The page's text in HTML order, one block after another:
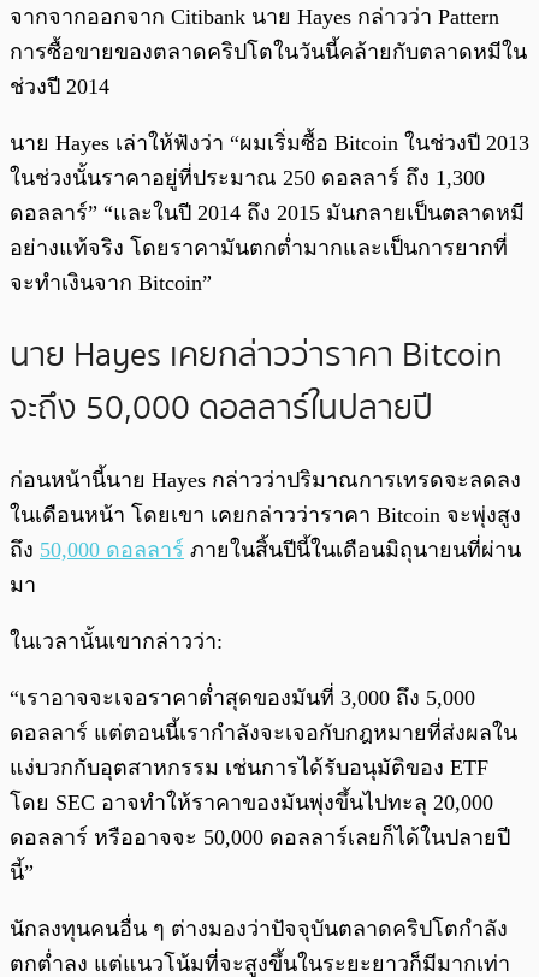
จากจากออกจาก Citibank นาย Hayes กล่าวว่า Pattern
การซื้อขายของตลาดคริปโตในวันนี้คล้ายกับตลาดหมีใน
ช่วงปี 2014
นาย Hayes เล่าให้ฟังว่า “ผมเริ่มซื้อ Bitcoin ในช่วงปี 2013
ในช่วงนั้นราคาอยู่ที่ประมาณ 250 ดอลลาร์ ถึง 1,300
ดอลลาร์” “และในปี 2014 ถึง 2015 มันกลายเป็นตลาดหมี
อย่างแท้จริง โดยราคามันตกต่ำมากและเป็นการยากที่
จะทำเงินจาก Bitcoin”
นาย Hayes เคยกล่าวว่าราคา Bitcoin
จะถึง 50,000 ดอลลาร์ในปลายปี
ก่อนหน้านี้นาย Hayes กล่าวว่าปริมาณการเทรดจะลดลง
ในเดือนหน้า โดยเขา เคยกล่าวว่าราคา Bitcoin จะพุ่งสูง
ถึง 50,000 ดอลลาร์ ภายในสิ้นปีนี้ในเดือนมิถุนายนที่ผ่าน
มา
ในเวลานั้นเขากล่าวว่า:
“เราอาจจะเจอราคาต่ำสุดของมันที่ 3,000 ถึง 5,000
ดอลลาร์ แต่ตอนนี้เรากำลังจะเจอกับกฎหมายที่ส่งผลใน
แง่บวกกับอุตสาหกรรม เช่นการได้รับอนุมัติของ ETF
โดย SEC อาจทำให้ราคาของมันพุ่งขึ้นไปทะลุ 20,000
ดอลลาร์ หรืออาจจะ 50,000 ดอลลาร์เลยก็ได้ในปลายปี
นี้”
นักลงทุนคนอื่น ๆ ต่างมองว่าปัจจุบันตลาดคริปโตกำลัง
ตกต่ำลง แต่แนวโน้มที่จะสูงขึ้นในระยะยาวก็มีมากเท่า